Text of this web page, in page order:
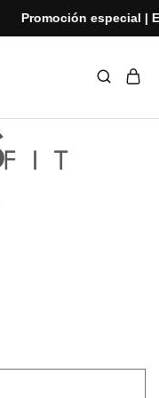
Promoción especial |